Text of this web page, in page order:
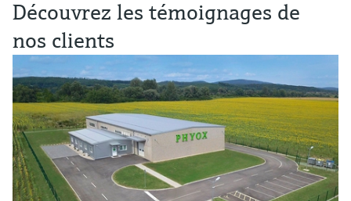
Découvrez les témoignages de
nos clients